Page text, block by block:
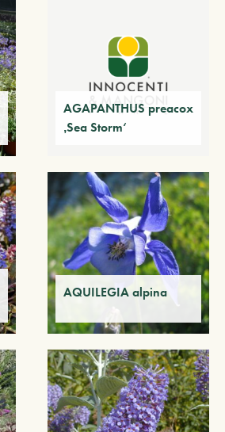
AGAPANTHUS preacox
‚Sea Storm‘
AQUILEGIA alpina